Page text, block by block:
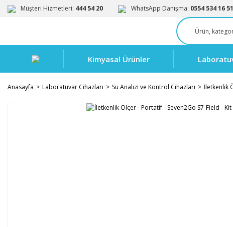
Müşteri Hizmetleri: 444 54 20 WhatsApp Danışma: 0554 534 16 51
Kimyasal Ürünler
Anasayfa Laboratuvar Cihazları Su Analizi ve Kontrol Cihazları İletkenlik